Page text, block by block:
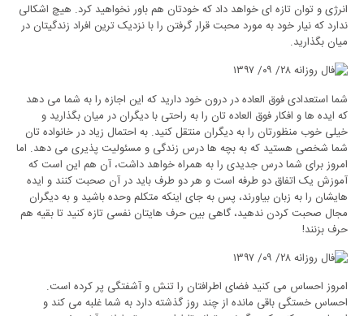
انرژی و توان تازه ای خواهد داد که خودتان هم باور نخواهید کرد. هیچ اشکالی
ندارد که نیار خود به مورد محبت قرار گرفتن را با نزدیک ترین افراد زندگیتان در
میان بگذارید.
شما استعدادی فوق العاده در درون خود دارید که این اجازه را به شما می دهد
که ایده ها و افکار فوق العاده تان را به راحتی با دیگران در میان بگذارید و
خیلی خوب منظورتان را به دیگران منتقل کنید. به احتمال زیاد در خانواده تان
شما شخصی هستید که به بچه ها درس زندگی و مسئولیت پذیری می دهد. اما
امروز برای شما درس جدیدی را به همراه خواهد داشت، آن هم این است که
آموزش یک اتفاق دو طرفه است و هر دو طرف باید در آن صحبت کنند و ایده
هایشان را به زبان بیاورند، پس به جای اینکه متکلم وحده باشید و به دیگران
مجال صحبت کردن ندهید، گاهی بین حرف هایتان نفسی تازه کنید تا بقیه هم
حرف بزنند!
امروز احساس می کنید فضای اطرافتان را تنش و آشفتگی پر کرده است.
احساس خستگی باقی مانده از چند روز گذشته دارد به شما غلبه می کند و